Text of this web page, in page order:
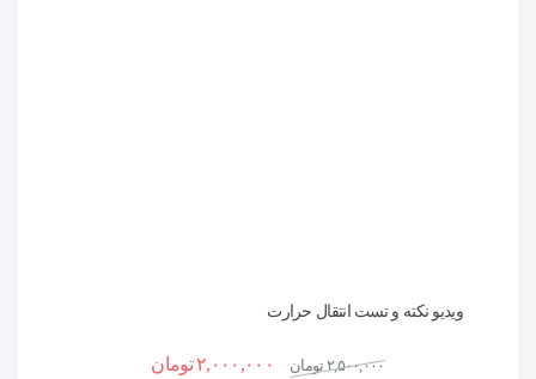
ویدیو نکته و تست انتقال حرارت
۲,۵۰۰,۰۰۰تومان ۲,۰۰۰,۰۰۰ تومان